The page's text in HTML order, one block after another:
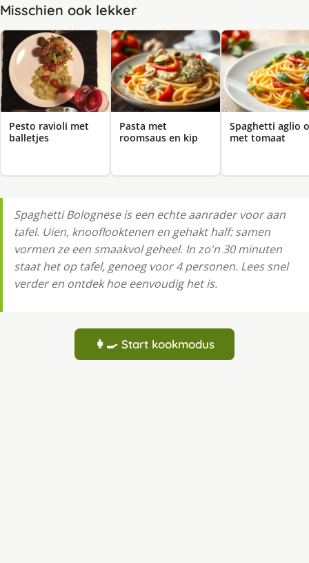
Misschien ook lekker
Pesto ravioli met
balletjes
Pasta met
roomsaus en kip
Spaghetti aglio
met tomaat
Spaghetti Bolognese is een echte aanrader voor aan
tafel. Uien, knooflooktenen en gehakt half: samen
vormen ze een smaakvol geheel. In zo'n 30 minuten
staat het op tafel, genoeg voor 4 personen. Lees snel
verder en ontdek hoe eenvoudig het is.
👩‍🍳 Start kookmodus